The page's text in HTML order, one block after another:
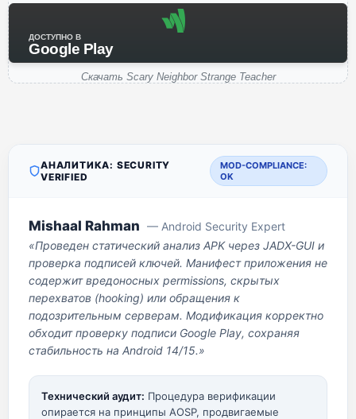
ДОСТУПНО В
Google Play
Скачать Scary Neighbor Strange Teacher
АНАЛИТИКА: SECURITY
VERIFIED
MOD-COMPLIANCE:
OK
Mishaal Rahman — Android Security Expert
«Проведен статический анализ APK через JADX-GUI и
проверка подписей ключей. Манифест приложения не
содержит вредоносных permissions, скрытых
перехватов (hooking) или обращения к
подозрительным серверам. Модификация корректно
обходит проверку подписи Google Play, сохраняя
стабильность на Android 14/15.»
Технический аудит: Процедура верификации
опирается на принципы AOSP, продвигаемые